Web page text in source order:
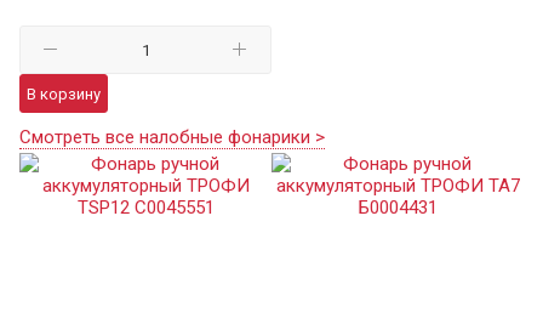
В корзину
Смотреть все налобные фонарики >